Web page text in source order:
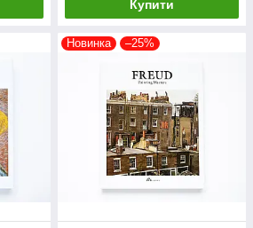
Купити
Новинка –25%